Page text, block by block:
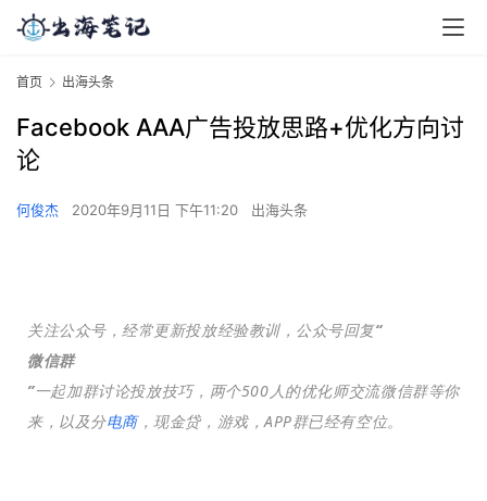
首页 出海头条
Facebook AAA广告投放思路+优化方向讨
论
何俊杰 2020年9月11日 下午11:20 出海头条
关注公众号，经常更新投放经验教训，公众号回复“
微信群
”一起加群讨论投放技巧，两个500人的优化师交流微信群等你
来，以及分电商，现金贷，游戏，APP群已经有空位。